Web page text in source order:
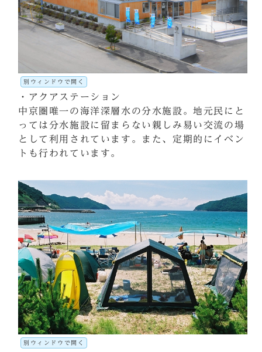
別ウィンドウで開く
・アクアステーション
中京圏唯一の海洋深層水の分水施設。地元民にと
っては分水施設に留まらない親しみ易い交流の場
として利用されています。また、定期的にイベン
トも行われています。
別ウィンドウで開く